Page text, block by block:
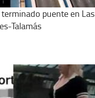
terminado puente en Las
Talamás